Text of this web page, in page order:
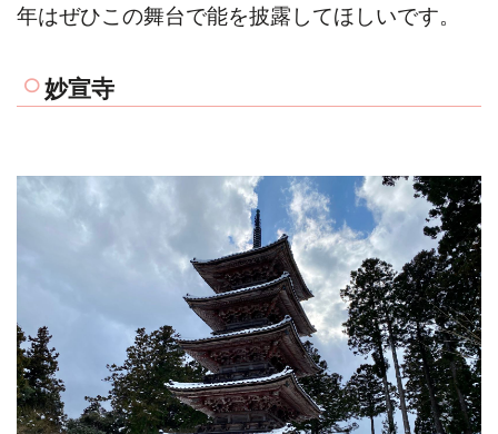
年はぜひこの舞台で能を披露してほしいです。
妙宣寺